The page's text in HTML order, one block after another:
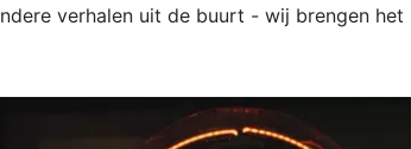
verhalen uit de buurt - wij brengen het
Edam-Volendam, Amsterdam-Noord